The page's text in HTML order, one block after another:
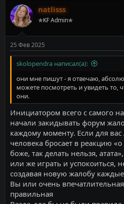
natlisss
✯KF Admin✯
25 Фев 2025
skolopendra написал(а):
они мне пишут - я отвечаю,
можете посмотреть и увидеть то,
они.
Инициатором всего с самого
начали закидывать форум
каждому моменту. Если для
человека бросает в реакцию
боже, так делать нельзя,
или же играть и успокоиться,
создавая новую жалобу
Вы или очень
правильная